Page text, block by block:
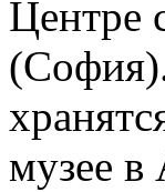
Центре
музее в